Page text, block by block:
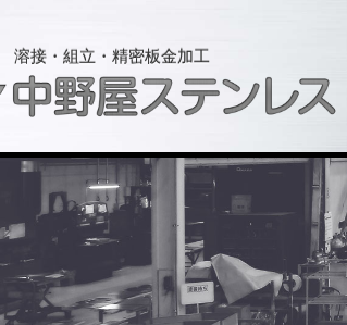
溶接・組立・精密板金加工